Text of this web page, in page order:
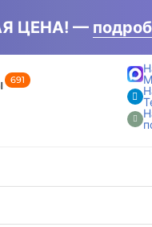
ЦЕНА! —
691